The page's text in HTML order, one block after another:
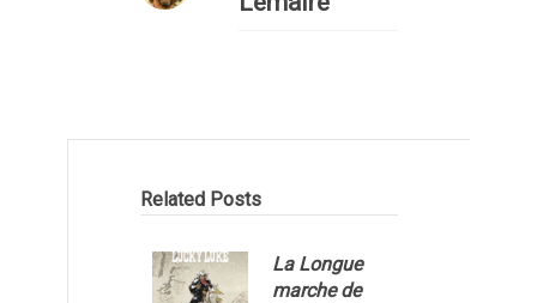
Related Posts
La Longue
marche de